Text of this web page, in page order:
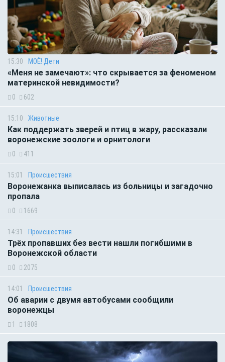
15:30 МОЁ! Дети
«Меня не замечают»: что скрывается за феноменом
материнской невидимости?
0 602
15:10 Животные
Как поддержать зверей и птиц в жару, рассказали
воронежские зоологи и орнитологи
0 411
15:01 Происшествия
Воронежанка выписалась из больницы и загадочно
пропала
0 1669
14:31 Происшествия
Трёх пропавших без вести нашли погибшими в
Воронежской области
0 2075
14:01 Происшествия
Об аварии с двумя автобусами сообщили
воронежцы
1 1808